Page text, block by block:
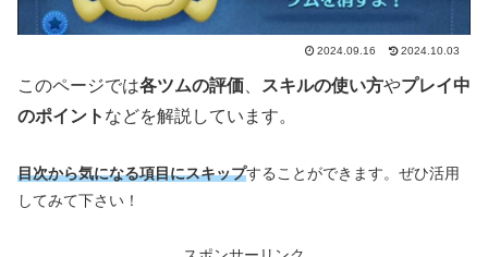
2024.09.16 2024.10.03
このページでは各ツムの評価、 スキルの使い方やプレイ中
のポイント などを解説しています。
目次から気になる項目にスキップすることができます。ぜひ活用
してみて下さい！